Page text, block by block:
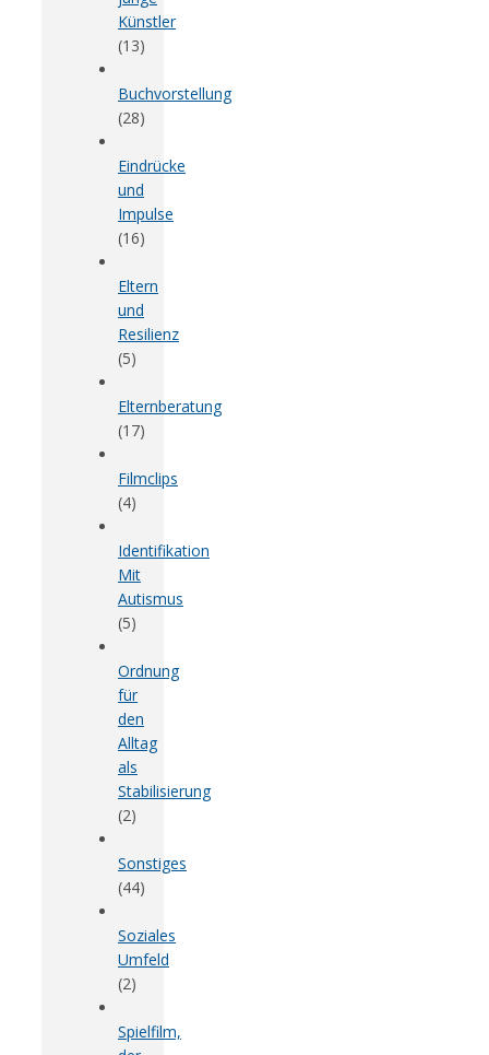
Künstler
(13)
Buchvorstellung
(28)
Eindrücke
und
Impulse
(16)
Eltern
und
Resilienz
(5)
Elternberatung
(17)
Filmclips
(4)
Identifikation
Mit
Autismus
(5)
Ordnung
für
den
Alltag
als
Stabilisierung
(2)
Sonstiges
(44)
Soziales
Umfeld
(2)
Spielfilm,